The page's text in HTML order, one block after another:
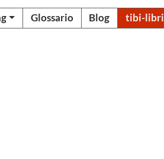
Glossario Blog tibi-libri